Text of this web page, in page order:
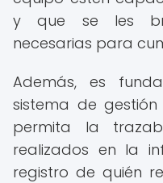
y que se les
necesarias para
Además, es
sistema de
permita la
realizados en la
registro de quién